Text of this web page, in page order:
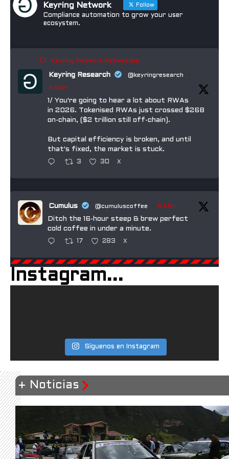
Keyring Network Follow
Compliance automation to grow your user
ecosystem.
Keyring Network Retweeted
Keyring Research @keyringresearch ·
8 Mar
1/ You're going to hear a lot about RWAs
in 2026. Tokenised RWAs just crossed $26B
on-chain, ($2 trillion still off-chain).
But capital efficiency is broken, and until
that's fixed, the market is stuck.
3 30 X
Cumulus @cumuluscoffee · 6 Mar
Ditch the 16-hour steep & brew perfect
cold coffee in under a minute.
17 283 X
Manduka @mandukayoga · 5 Mar
Designed for total control in every transition.
The PRO® Mat is built to outlast trends—and
your toughest flows. Backed by a lifetime
32
NextDecade @nextdecadelng 4 Mar
We’ve dedicated more than $300,000 to
LNG safety demonstrations, helping Rio
Grande Valley residents and students alike
Instagram...
Síguenos en Instagram
+ Noticias